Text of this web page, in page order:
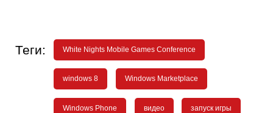
Теги: White Nights Mobile Games Conference
windows 8 Windows Marketplace
Windows Phone видео запуск игры